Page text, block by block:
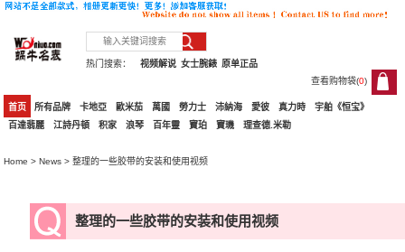
热门搜索： 原单正品
女士腕錶
视频解说
查看购物袋(0)
0
首页 所有品牌 卡地亞 歐米茄 萬國 勞力士 沛納海 愛彼 真力時
宇舶《恒宝》
百達翡麗
江詩丹頓 积家 浪琴 百年靈 寶珀 寶璣 理查德.米勒
Home >News > 整理的一些胶带的安装和使用视频
整理的一些胶带的安装和使用视频